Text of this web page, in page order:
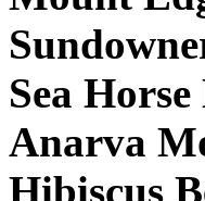
Sea
Anarva
Hibiscus